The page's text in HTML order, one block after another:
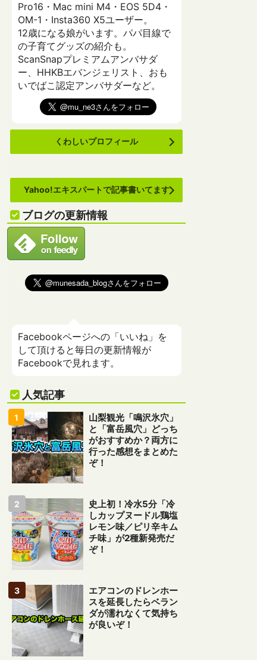
Pro16・Mac mini M4・EOS 5D4・
OM-1・Insta360 X5ユーザー。
12歳になる娘がいます。パパ目線で
の子育てグッズの紹介も。
ScanSnapプレミアムアンバサダ
ー、HHKBエバンジェリスト、おも
いでばこ認定アンバサダーなど。
くわしいプロフィール
Yahoo!エキスパートで記事書いてます
ブログの更新情報
Facebookページへの「いいね」を
して頂けると毎日の更新情報が
Facebookで見れます。
人気記事
山梨観光「鳴沢氷穴」
と「富岳風穴」どっち
がおすすめか？両方に
行った感想をまとめた
ぞ！
史上初！冷水5分「冷
しカップヌードル鶏塩
レモン味／ピリ辛キム
チ味」が2種新発売だ
ぞ！
エアコンのドレンホー
スを延長したらベラン
ダが濡れなくて気持ち
が良いぞ！